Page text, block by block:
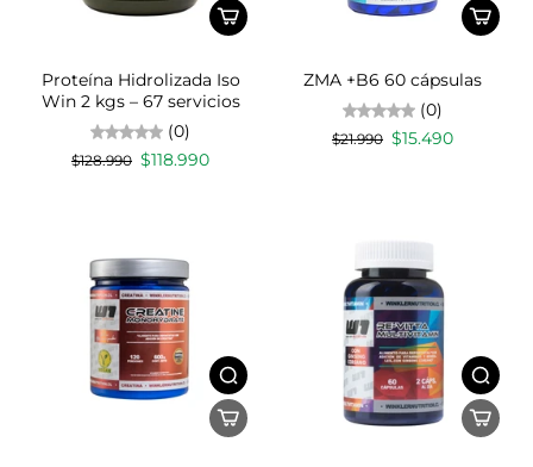
Proteína Hidrolizada Iso
Win 2 kgs – 67 servicios
(0)
$128.990 $118.990
ZMA +B6 60 cápsulas
(0)
$21.990 $15.490